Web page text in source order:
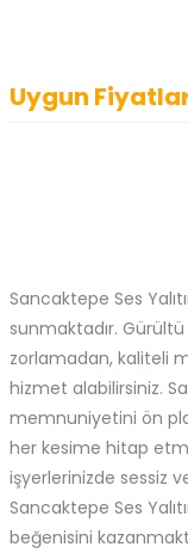
Uygun
Sancaktepe Ses
sunmaktadır. Gürültü
zorlamadan, kaliteli
hizmet alabilirsiniz.
memnuniyetini ön
her kesime hitap
işyerlerinizde sessiz
Sancaktepe Ses
beğenisini